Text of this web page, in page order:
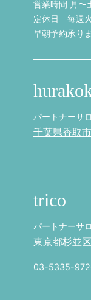
営業時間 月
定休日 毎週
早朝予約承りま
パートナーサ
千葉県香取
trico
パートナーサ
東京都杉並
03-5335-